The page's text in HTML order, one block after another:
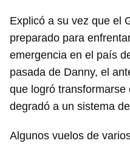
Explicó a su vez que el
preparado para
emergencia en el país
pasada de Danny, el
que logró
degradó a un sistema
Algunos vuelos de